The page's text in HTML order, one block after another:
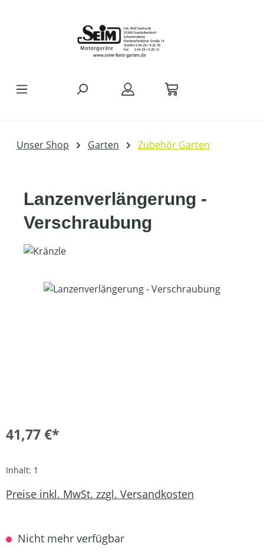
Unser Shop Garten Zubehör Garten
Lanzenverlängerung -
Verschraubung
Bildergalerie überspringen
41,77 €*
Inhalt: 1
Preise inkl. MwSt. zzgl. Versandkosten
Nicht mehr verfügbar